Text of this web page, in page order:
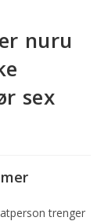
nuru
sex
trenger